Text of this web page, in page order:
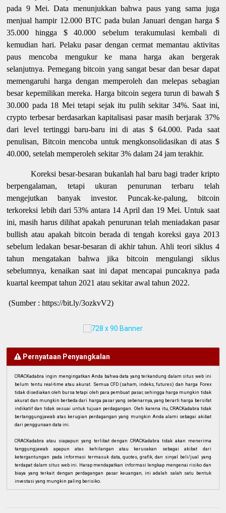
pada 9 Mei. Data menunjukkan bahwa paus yang sama juga
menjual hampir 12.000 BTC pada bulan Januari dengan harga $
35.000 hingga $ 40.000 sebelum terakumulasi kembali di
kemudian hari. Pelaku pasar dengan cermat memantau aktivitas
paus mencoba mengukur ke mana harga akan bergerak
selanjutnya. Pemegang bitcoin yang sangat besar dan besar dapat
memengaruhi harga dengan memperoleh dan melepas sebagian
besar kepemilikan mereka. Harga bitcoin segera turun di bawah $
30.000 pada 18 Mei tetapi sejak itu pulih sekitar 34%. Saat ini,
crypto terbesar berdasarkan kapitalisasi pasar masih berjarak 37%
dari level tertinggi baru-baru ini di atas $ 64.000. Pada saat
penulisan, Bitcoin mencoba untuk mengkonsolidasikan di atas $
40.000, setelah memperoleh sekitar 3% dalam 24 jam terakhir.
Koreksi besar-besaran bukanlah hal baru bagi trader kripto
berpengalaman, tetapi ukuran penurunan terbaru telah
mengejutkan banyak investor. Puncak-ke-palung, bitcoin
terkoreksi lebih dari 53% antara 14 April dan 19 Mei. Untuk saat
ini, masih harus dilihat apakah penurunan telah meniadakan pasar
bullish atau apakah bitcoin berada di tengah koreksi gaya 2013
sebelum ledakan besar-besaran di akhir tahun. Ahli teori siklus 4
tahun mengatakan bahwa jika bitcoin mengulangi siklus
sebelumnya, kenaikan saat ini dapat mencapai puncaknya pada
kuartal keempat tahun 2021 atau sekitar awal tahun 2022.
(Sumber : https://bit.ly/3ozkvV2)
Pernyataan Penyangkalan
CRACKadabra ingin mengingatkan Anda bahwa data yang terkandung dalam situs web ini
belum tentu real-time atau akurat. Semua CFD (saham, indeks, futures) dan harga Forex
tidak disediakan oleh bursa tetapi oleh para pembuat pasar, sehingga harga mungkin tidak
akurat dan mungkin berbeda dari harga pasar yang sebenarnya, yang berarti harga bersifat
indikatif dan tidak sesuai untuk tujuan perdagangan. Oleh karena itu, CRACKadabra tidak
bertanggungjawab atas kerugian perdagangan yang mungkin Anda alami sebagai akibat
dari penggunaan data ini.
CRACKadabra atau siapapun yang terlibat dengan CRACKadabra tidak akan menerima
tanggungjawab apapun atas kehilangan atau kerusakan sebagai akibat dari
ketergantungan pada informasi termasuk data, quotes, grafik, dan sinyal beli/jual yang
terdapat dalam situs web ini. Harap mendapatkan informasi lengkap mengenai risiko dan
biaya yang terkait dengan perdagangan pasar keuangan, ini adalah salah satu bentuk
investasi yang mungkin paling berisiko.